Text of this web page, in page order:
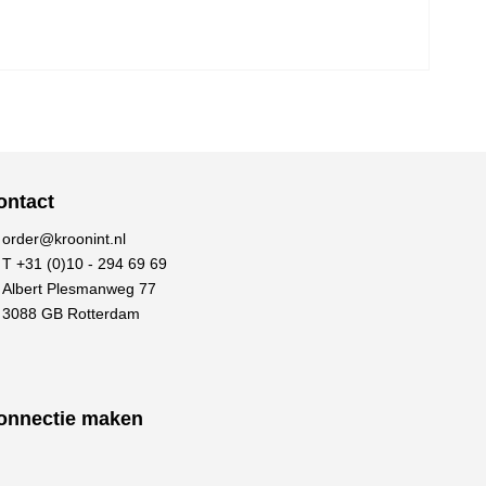
order@kroonint.nl
T +31 (0)10 - 294 69 69
Albert Plesmanweg 77
3088 GB Rotterdam
maken